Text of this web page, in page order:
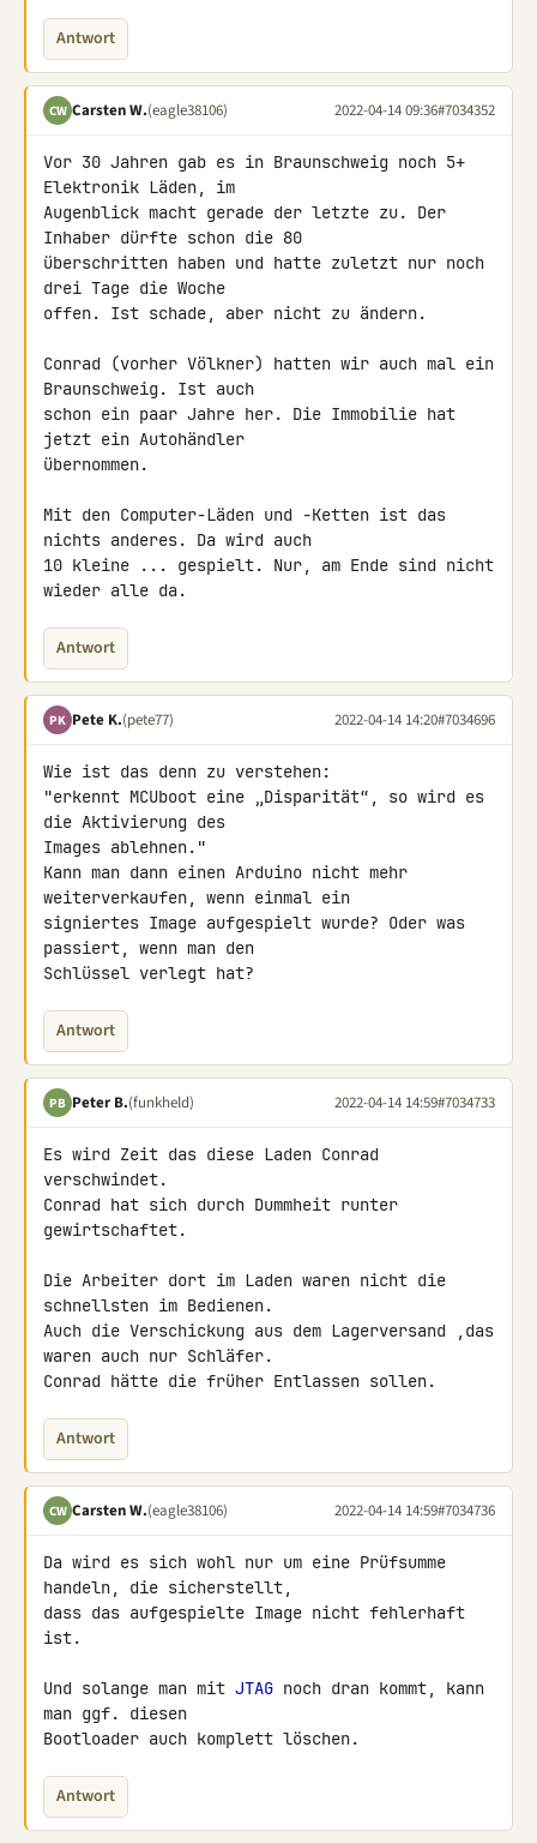
Antwort
CW Carsten W.(eagle38106) 2022-04-14 09:36#7034352
Vor 30 Jahren gab es in Braunschweig noch 5+
Elektronik Läden, im
Augenblick macht gerade der letzte zu. Der
Inhaber dürfte schon die 80
überschritten haben und hatte zuletzt nur noch
drei Tage die Woche
offen. Ist schade, aber nicht zu ändern.
Conrad (vorher Völkner) hatten wir auch mal ein
Braunschweig. Ist auch
schon ein paar Jahre her. Die Immobilie hat
jetzt ein Autohändler
übernommen.
Mit den Computer-Läden und -Ketten ist das
nichts anderes. Da wird auch
10 kleine ... gespielt. Nur, am Ende sind nicht
wieder alle da.
Antwort
PK Pete K.(pete77) 2022-04-14 14:20#7034696
Wie ist das denn zu verstehen:
"erkennt MCUboot eine „Disparität“, so wird es
die Aktivierung des
Images ablehnen."
Kann man dann einen Arduino nicht mehr
weiterverkaufen, wenn einmal ein
signiertes Image aufgespielt wurde? Oder was
passiert, wenn man den
Schlüssel verlegt hat?
Antwort
PB Peter B.(funkheld) 2022-04-14 14:59#7034733
Es wird Zeit das diese Laden Conrad
verschwindet.
Conrad hat sich durch Dummheit runter
gewirtschaftet.
Die Arbeiter dort im Laden waren nicht die
schnellsten im Bedienen.
Auch die Verschickung aus dem Lagerversand ,das
waren auch nur Schläfer.
Conrad hätte die früher Entlassen sollen.
Antwort
CW Carsten W.(eagle38106) 2022-04-14 14:59#7034736
Da wird es sich wohl nur um eine Prüfsumme
handeln, die sicherstellt,
dass das aufgespielte Image nicht fehlerhaft
ist.
Und solange man mit JTAG noch dran kommt, kann
man ggf. diesen
Bootloader auch komplett löschen.
Antwort